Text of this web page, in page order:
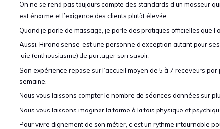
On ne se rend pas toujours compte des standards d’un masseur
est énorme et l’exigence des clients plutôt élevée.
Quand je parle de massage, je parle des pratiques officielles que
Aussi, Hirano sensei est une personne d’exception autant pour
joie (enthousiasme) de partager son savoir.
Son expérience repose sur l’accueil moyen de 5 à 7 receveurs
semaine.
Nous vous laissons compter le nombre de séances données sur
Nous vous laissons imaginer la forme à la fois physique et
Pour vivre dignement de son métier, c’est un rythme intournable